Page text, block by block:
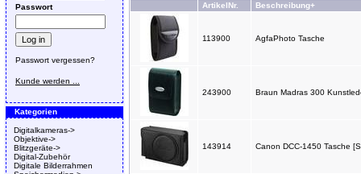
Passwort
Passwort vergessen?
Kunde werden ...
Kategorien
Digitalkameras->
Objektive->
Blitzgeräte->
Digital-Zubehör
Digitale Bilderrahmen
ArtikelNr.
Beschreibung+
113900 AgfaPhoto Tasche
243900 Braun Madras 300
143914 Canon DCC-1450 Tasche